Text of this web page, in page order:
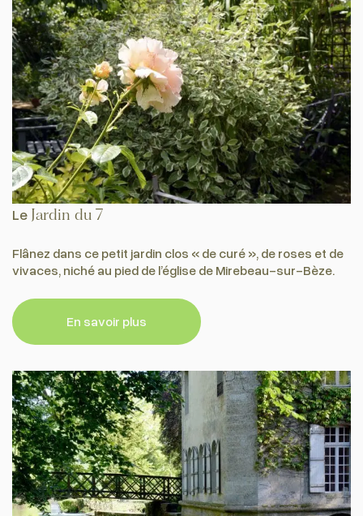
Le Jardin du 7
Flânez dans ce petit jardin clos « de curé », de roses et de
vivaces, niché au pied de l’église de Mirebeau-sur-Bèze.
En savoir plus